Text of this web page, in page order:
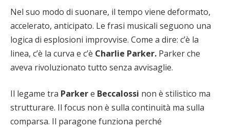
Nel suo modo di suonare, il tempo viene deformato,
accelerato, anticipato. Le frasi musicali seguono una
logica di esplosioni improvvise. Come a dire: c’è la
linea, c’è la curva e c’è Charlie Parker. Parker che
aveva rivoluzionato tutto senza avvisaglie.
Il legame tra Parkere Beccalossi non è stilistico ma
strutturare. Il focus non è sulla continuità ma sulla
comparsa. Il paragone funziona perché